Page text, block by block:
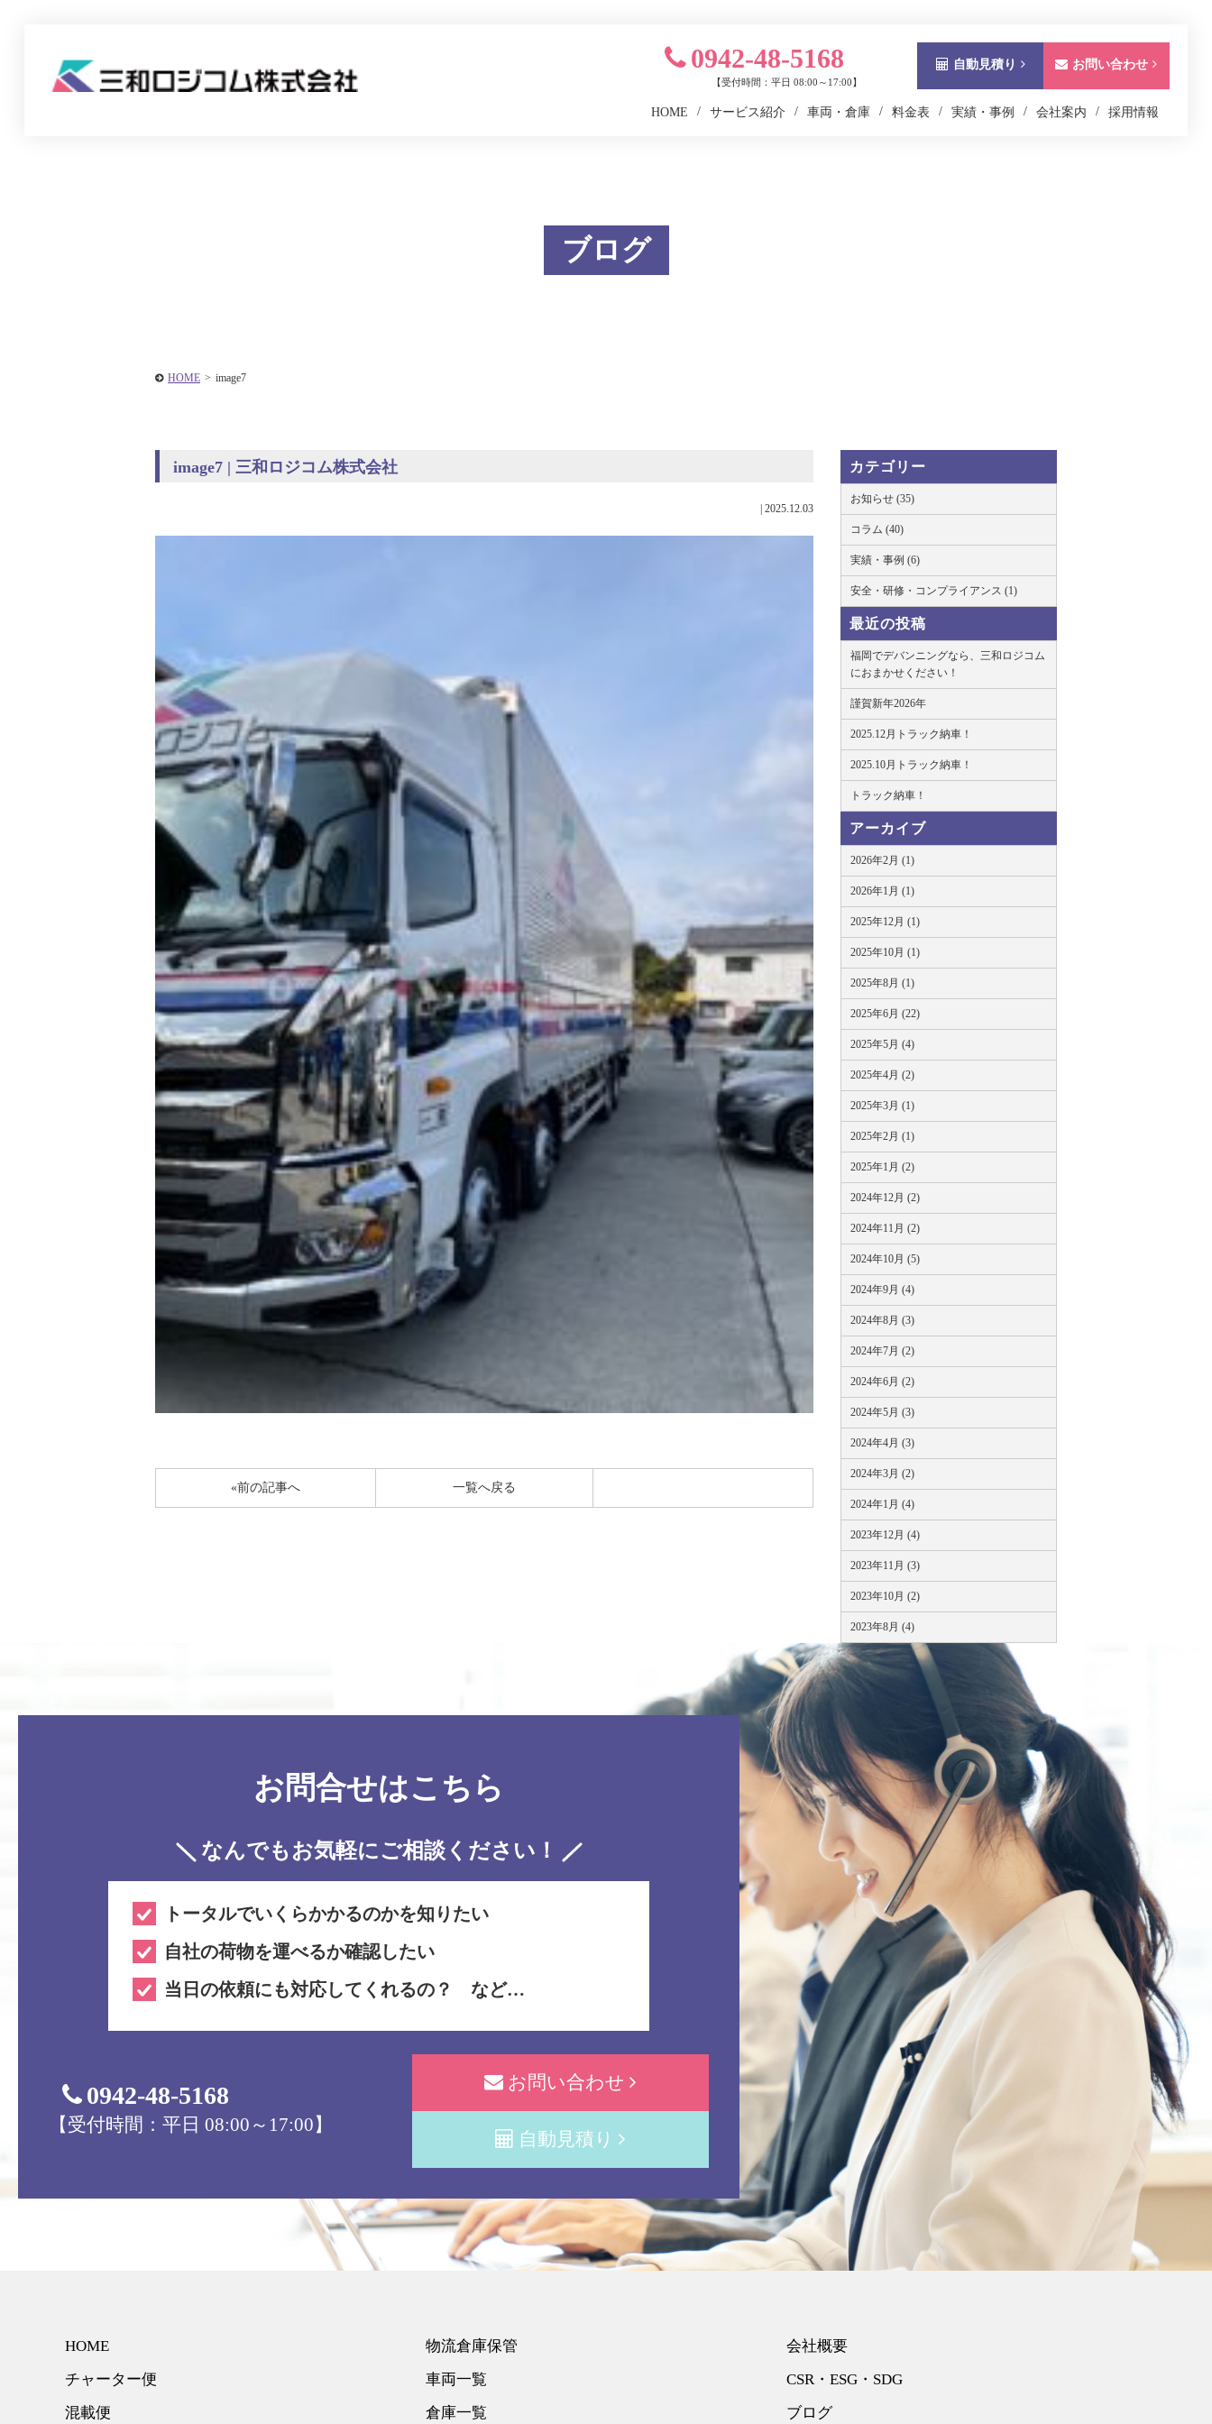
HOME サービス紹介 車両・倉庫 料金表 実績・事例 会社案内 採用情報
0942-48-5168
【受付時間：平日 08:00～17:00】
自動見積り お問い合わせ
ブログ
HOME > image7
image7 | 三和ロジコム株式会社
2025.12.03
«前の記事へ 一覧へ戻る
カテゴリー
お知らせ (35)
コラム (40)
実績・事例 (6)
安全・研修・コンプライアンス (1)
最近の投稿
福岡でデバンニングなら、三和ロジコム
におまかせください！
謹賀新年2026年
2025.12月トラック納車！
2025.10月トラック納車！
トラック納車！
アーカイブ
2026年2月 (1)
2026年1月 (1)
2025年12月 (1)
2025年10月 (1)
2025年8月 (1)
2025年6月 (22)
2025年5月 (4)
2025年4月 (2)
2025年3月 (1)
2025年2月 (1)
2025年1月 (2)
2024年12月 (2)
2024年11月 (2)
2024年10月 (5)
2024年9月 (4)
2024年8月 (3)
2024年7月 (2)
2024年6月 (2)
2024年5月 (3)
2024年4月 (3)
2024年3月 (2)
2024年1月 (4)
2023年12月 (4)
2023年11月 (3)
2023年10月 (2)
2023年8月 (4)
お問合せはこちら
なんでもお気軽にご相談ください！
トータルでいくらかかるのかを知りたい
自社の荷物を運べるか確認したい
当日の依頼にも対応してくれるの？ など…
0942-48-5168
【受付時間：平日 08:00～17:00】
お問い合わせ
自動見積り
HOME
チャーター便
混載便
物流倉庫保管
車両一覧
倉庫一覧
会社概要
CSR・ESG・SDG
ブログ